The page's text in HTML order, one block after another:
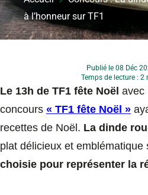
à l’honneur sur TF1
Publié le 08 Déc
Temps de lecture : 2
Le 13h de TF1 fête Noël avec
concours « TF1 fête Noël »
recettes de Noël. La dinde
plat délicieux et emblématique
choisie pour représenter la